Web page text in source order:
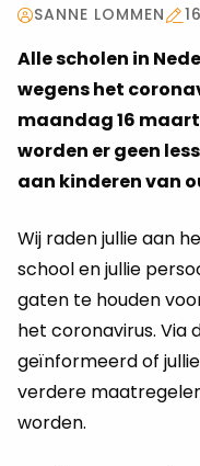
SANNE LOMMEN
Alle scholen in
wegens het
maandag 16
worden er geen
aan kinderen van
Wij raden jullie aan
school en jullie
gaten te houden
het coronavirus. Via
geïnformeerd of
verdere
worden.